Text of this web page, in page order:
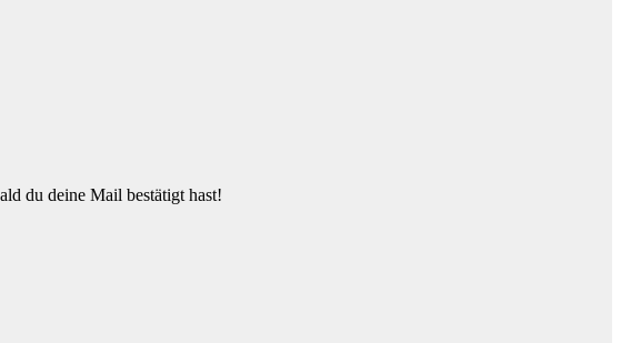
du deine Mail bestätigt hast!